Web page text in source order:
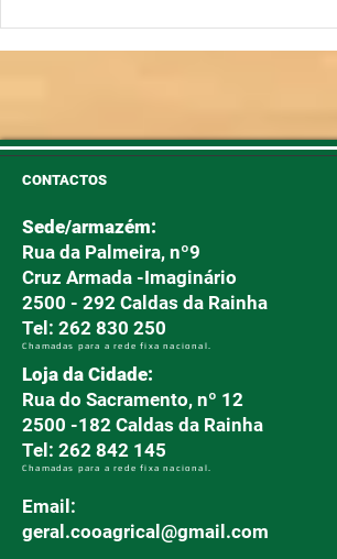
Oscilações Térmicas
Podem "Abrir a Porta" ao
CONTACTOS
Sede/armazém:
Rua da Palmeira, nº9
Cruz Armada -Imaginário
2500 - 292 Caldas da Rainha
Tel: 262 830 250
Chamadas para a rede fixa nacional.
Loja da Cidade:
Rua do Sacramento, nº 12
2500 -182 Caldas da Rainha
Tel: 262 842 145
Chamadas para a rede fixa nacional.
Email:
geral.cooagrical@gmail.com